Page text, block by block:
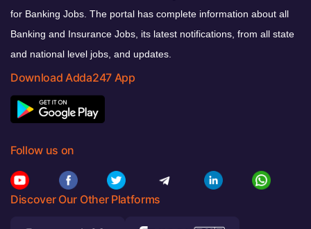
for Banking Jobs. The portal has complete information about all
Banking and Insurance Jobs, its latest notifications, from all state
and national level jobs, and updates.
Download Adda247 App
Follow us on
Discover Our Other Platforms